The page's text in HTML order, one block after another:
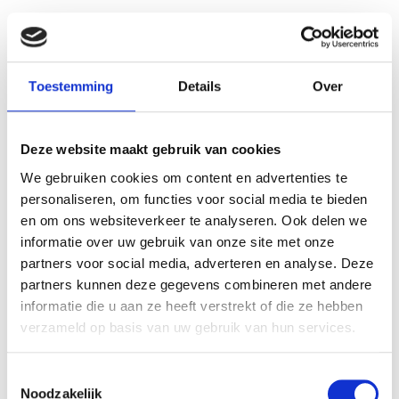
Toestemming Details Over
Deze website maakt gebruik van cookies
We gebruiken cookies om content en advertenties te
personaliseren, om functies voor social media te bieden
en om ons websiteverkeer te analyseren. Ook delen we
informatie over uw gebruik van onze site met onze
partners voor social media, adverteren en analyse. Deze
partners kunnen deze gegevens combineren met andere
informatie die u aan ze heeft verstrekt of die ze hebben
verzameld op basis van uw gebruik van hun services.
Noodzakelijk
Aluminium kabelpot zwart
€ 13,20
€ 10,91
Kabelgoot in breedte
€ 72,50
VERGELIJKBARE PRODUCTEN